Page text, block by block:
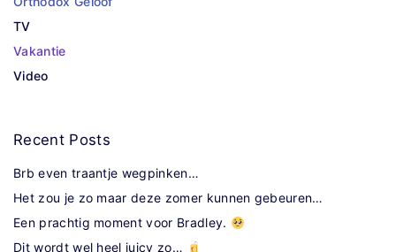
TV
Vakantie
Video
Recent Posts
Brb even traantje wegpinken…
Het zou je zo maar deze zomer kunnen gebeuren…
Een prachtig moment voor Bradley.
Dit wordt wel heel juicy zo…